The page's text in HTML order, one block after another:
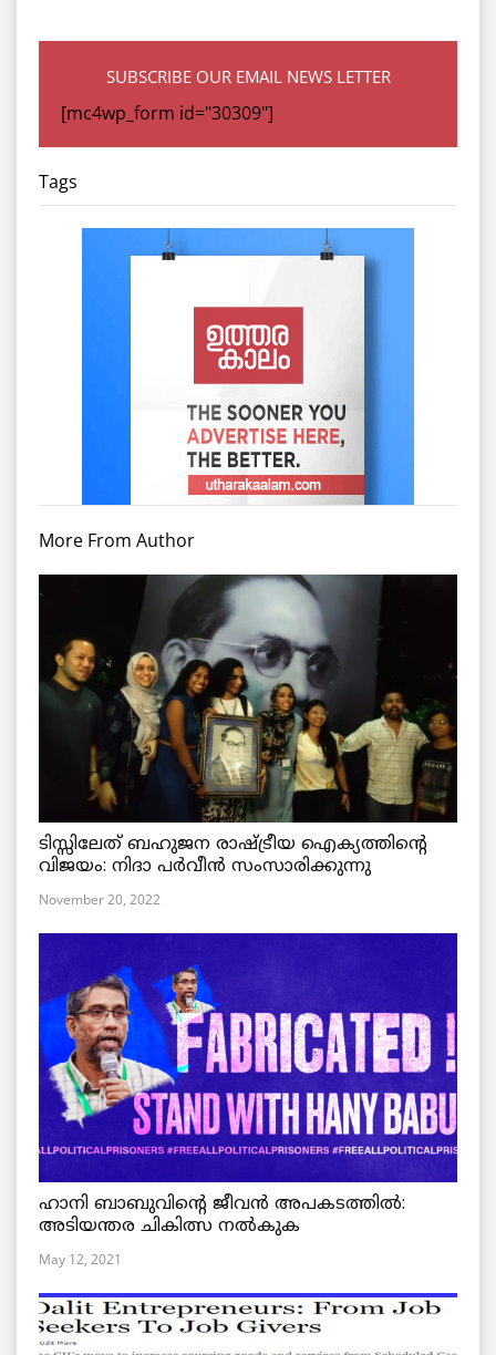
SUBSCRIBE OUR EMAIL NEWS LETTER
[mc4wp_form id="30309"]
Tags
More From Author
ടിസ്സിലേത് ബഹുജന രാഷ്ട്രീയ ഐക്യത്തിന്റെ
വിജയം: നിദാ പർവീൻ സംസാരിക്കുന്നു
November 20, 2022
ഹാനി ബാബുവിന്റെ ജീവൻ അപകടത്തിൽ:
അടിയന്തര ചികിത്സ നൽകുക
May 12, 2021